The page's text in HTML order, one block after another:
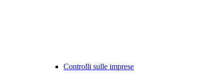
Controlli sulle imprese